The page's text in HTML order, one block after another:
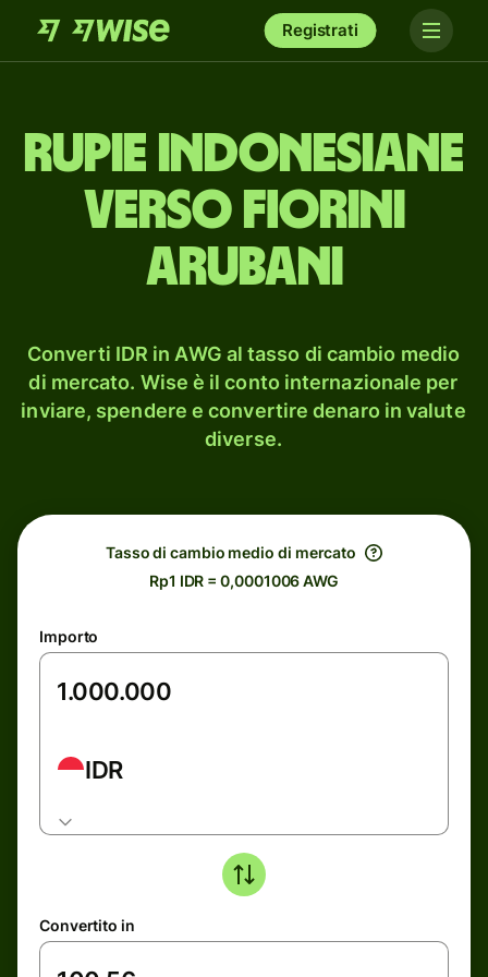
Registrati
rupie indonesiane
verso fiorini
arubani
Converti IDR in AWG al tasso di cambio medio
di mercato. Wise è il conto internazionale per
inviare, spendere e convertire denaro in valute
diverse.
Tasso di cambio medio di mercato
Rp1 IDR = 0,0001006 AWG
Importo
IDR
Convertito in